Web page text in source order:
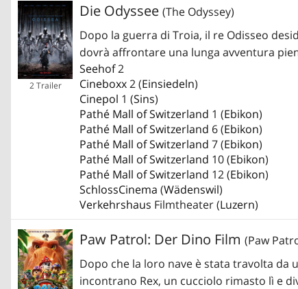
2 Trailer
Die Odyssee (The Odyssey)
Dopo la guerra di Troia, il re Odisseo
dovrà affrontare una lunga avventura
Seehof2
Cineboxx2 (Einsiedeln)
Cinepol 1 (Sins)
Pathé Mall of Switzerland 1 (Ebikon)
Pathé Mall of Switzerland 6 (Ebikon)
Pathé Mall of Switzerland 7 (Ebikon)
Pathé Mall of Switzerland 10 (Ebikon)
Pathé Mall of Switzerland 12 (Ebikon)
SchlossCinema (Wädenswil)
Verkehrshaus Filmtheater (Luzern)
Paw Patrol: Der Dino Film (Paw
Dopo che la loro nave è stata travolta da
incontrano Rex, un cucciolo rimasto lì e